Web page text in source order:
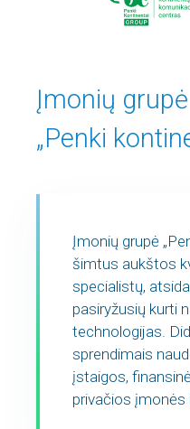
Įmonių grupė
„Penki
Įmonių grupė
šimtus aukštos
specialistų,
pasiryžusių kurti
technologijas.
sprendimais
įstaigos,
privačios įmonės